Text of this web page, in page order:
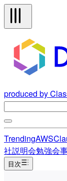
produced by
TrendingAWS
社説明会勉強会
目次